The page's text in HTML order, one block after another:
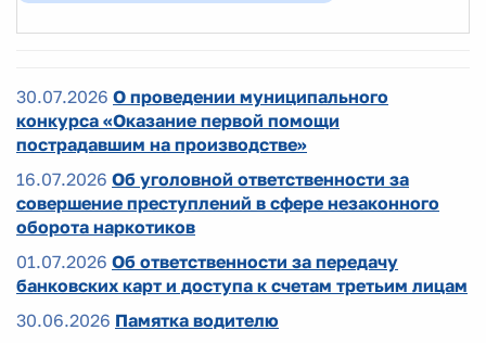
30.07.2026 О проведении муниципального
конкурса «Оказание первой помощи
пострадавшим на производстве»
16.07.2026 Об уголовной ответственности за
совершение преступлений в сфере незаконного
оборота наркотиков
01.07.2026 Об ответственности за передачу
банковских карт и доступа к счетам третьим лицам
30.06.2026 Памятка водителю